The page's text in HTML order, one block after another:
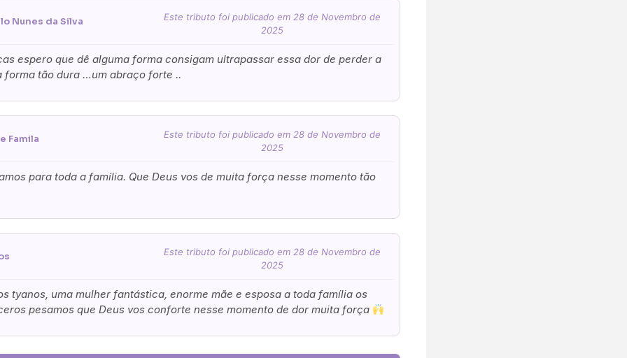
Nunes da Silva
Este tributo foi publicado em 28 de Novembro de
2025
espero que dê alguma forma consigam ultrapassar essa dor de perder a
forma tão dura …um abraço forte ..
Famila
Este tributo foi publicado em 28 de Novembro de
2025
para toda a família. Que Deus vos de muita força nesse momento tão
Este tributo foi publicado em 28 de Novembro de
2025
tyanos, uma mulher fantástica, enorme mãe e esposa a toda família os
pesamos que Deus vos conforte nesse momento de dor muita força
no cartão
Enviar Flores (Paypal)